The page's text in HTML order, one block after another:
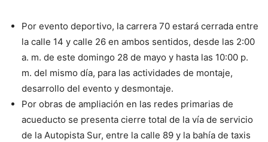
Por evento deportivo, la carrera 70 estará cerrada entre
la calle 14 y calle 26 en ambos sentidos, desde las 2:00
a. m. de este domingo 28 de mayo y hasta las 10:00 p.
m. del mismo día, para las actividades de montaje,
desarrollo del evento y desmontaje.
Por obras de ampliación en las redes primarias de
acueducto se presenta cierre total de la vía de servicio
de la Autopista Sur, entre la calle 89 y la bahía de taxis